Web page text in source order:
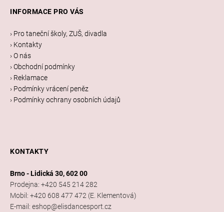
INFORMACE PRO VÁS
› Pro taneční školy, ZUŠ, divadla
› Kontakty
› O nás
› Obchodní podmínky
› Reklamace
› Podmínky vrácení peněz
› Podmínky ochrany osobních údajů
KONTAKTY
Brno - Lidická 30, 602 00
Prodejna: +420 545 214 282
Mobil: +420 608 477 472 (E. Klementová)
E-mail: eshop@elisdancesport.cz